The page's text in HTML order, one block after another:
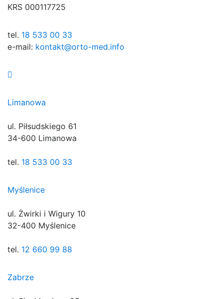
KRS 000117725
tel. 18 533 00 33
e-mail: kontakt@orto-med.info
Limanowa
ul. Piłsudskiego 61
34-600 Limanowa
tel. 18 533 00 33
Myślenice
ul. Żwirki i Wigury 10
32-400 Myślenice
tel. 12 660 99 88
Zabrze